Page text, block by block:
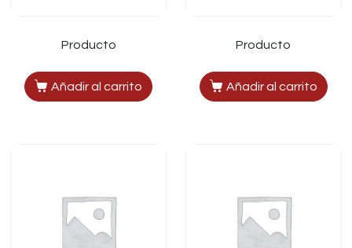
Producto
Añadir al carrito
Producto
Añadir al carrito